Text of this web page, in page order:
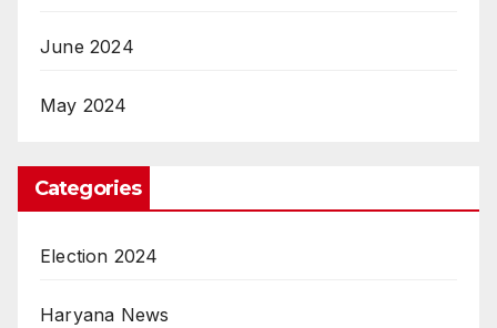
June 2024
May 2024
Categories
Election 2024
Haryana News